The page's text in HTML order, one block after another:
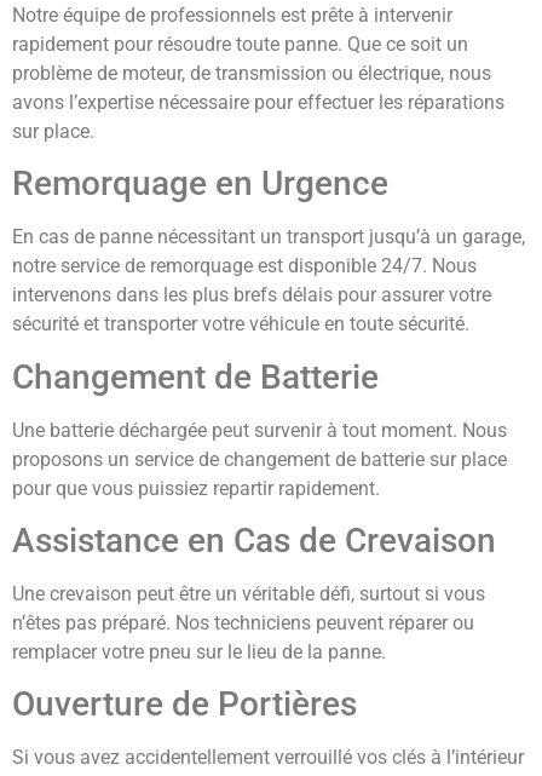
Notre équipe de professionnels est prête à intervenir
rapidement pour résoudre toute panne. Que ce soit un
problème de moteur, de transmission ou électrique, nous
avons l’expertise nécessaire pour effectuer les réparations
sur place.
Remorquage en Urgence
En cas de panne nécessitant un transport jusqu’à un garage,
notre service de remorquage est disponible 24/7. Nous
intervenons dans les plus brefs délais pour assurer votre
sécurité et transporter votre véhicule en toute sécurité.
Changement de Batterie
Une batterie déchargée peut survenir à tout moment. Nous
proposons un service de changement de batterie sur place
pour que vous puissiez repartir rapidement.
Assistance en Cas de Crevaison
Une crevaison peut être un véritable défi, surtout si vous
n’êtes pas préparé. Nos techniciens peuvent réparer ou
remplacer votre pneu sur le lieu de la panne.
Ouverture de Portières
Si vous avez accidentellement verrouillé vos clés à l’intérieur